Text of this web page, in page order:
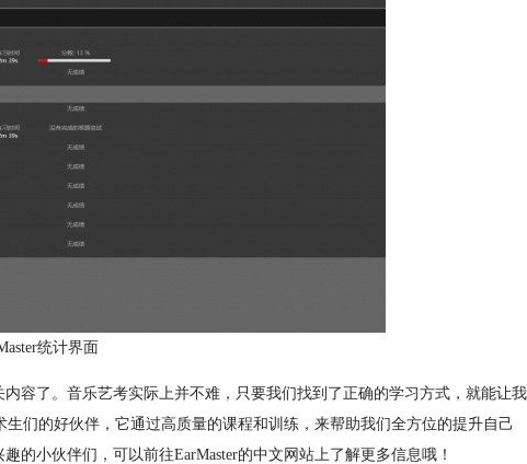
统计界面
容了。音乐艺考实际上并不难，只要我们找到了正确的学习方式，就能让我
们的好伙伴，它通过高质量的课程和训练，来帮助我们全方位的提升自己
的小伙伴们，可以前往EarMaster的中文网站上了解更多信息哦！